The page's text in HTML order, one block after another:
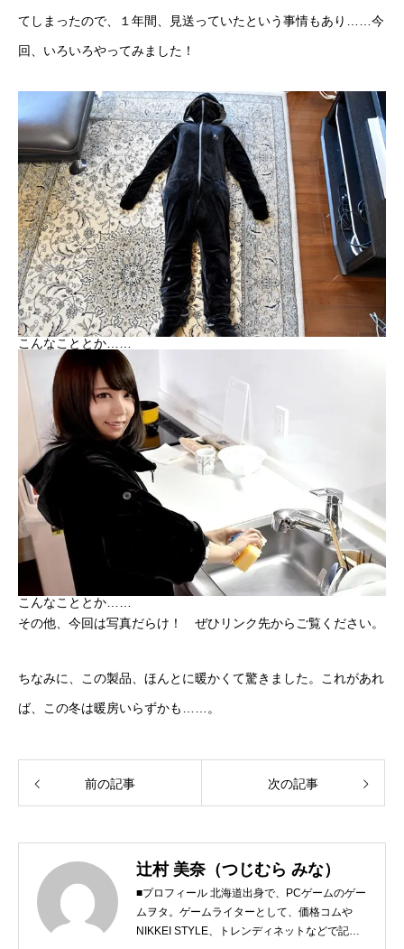
てしまったので、１年間、見送っていたという事情もあり……今
回、いろいろやってみました！
こんなこととか……
こんなこととか……
その他、今回は写真だらけ！ ぜひリンク先からご覧ください。
ちなみに、この製品、ほんとに暖かくて驚きました。これがあれ
ば、この冬は暖房いらずかも……。
前の記事 次の記事
辻村 美奈（つじむら みな）
■プロフィール 北海道出身で、PCゲームのゲー
ムヲタ。ゲームライターとして、価格コムや
NIKKEI STYLE、トレンディネットなどで記事